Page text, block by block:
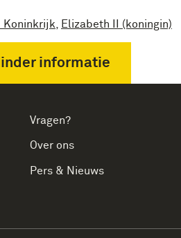
Koninkrijk Elizabeth II (koningin)
informatie
Vragen?
Over ons
Pers & Nieuws